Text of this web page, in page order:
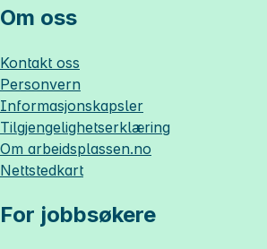
Om oss
Kontakt oss
Personvern
Informasjonskapsler
Tilgjengelighetserklæring
Om arbeidsplassen.no
Nettstedkart
For jobbsøkere